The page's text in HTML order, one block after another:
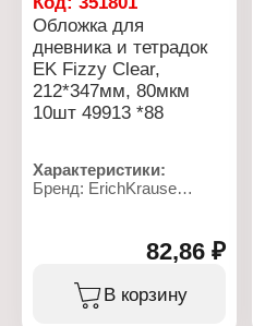
Обложка для
дневника и тетрадок
EK Fizzy Clear,
212*347мм, 80мкм
10шт 49913 *88
Характеристики:
Бренд: ErichKrause
Коллекция: Fizzy Clear
Назначение: для
тетрадей и дневников
Размер: 212х347 мм
82,86 ₽
В корзину